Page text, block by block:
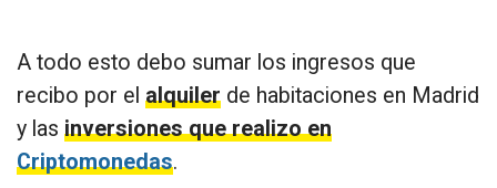
A todo esto debo sumar los ingresos que
recibo por el alquiler de habitaciones en Madrid
y las inversiones que realizo en
Criptomonedas.